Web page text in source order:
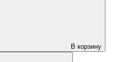
В корзину